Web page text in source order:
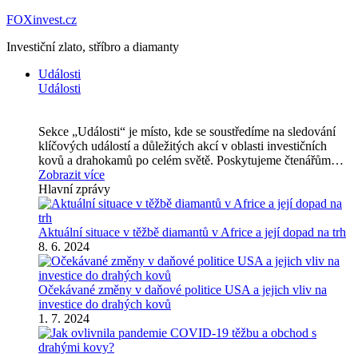
FOXinvest.cz
Investiční zlato, stříbro a diamanty
Události
Události
Sekce „Události“ je místo, kde se soustředíme na sledování
klíčových událostí a důležitých akcí v oblasti investičních
kovů a drahokamů po celém světě. Poskytujeme čtenářům…
Zobrazit více
Hlavní zprávy
Aktuální situace v těžbě diamantů v Africe a její dopad na trh
8. 6. 2024
Očekávané změny v daňové politice USA a jejich vliv na
investice do drahých kovů
1. 7. 2024